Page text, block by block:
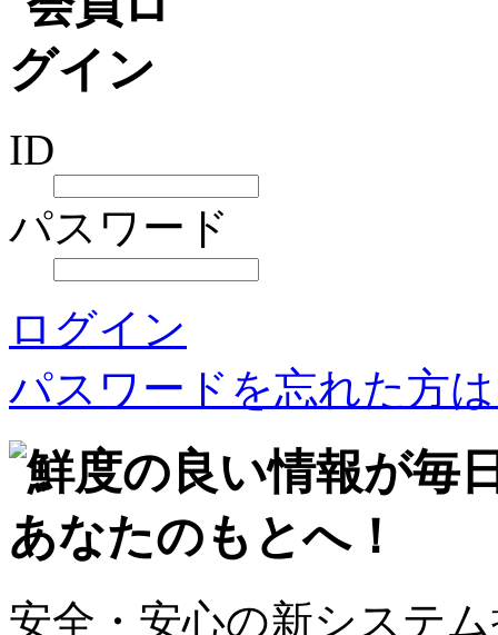
ID
パスワード
ログイン
パスワードを忘れた方
安全・安心の新システ